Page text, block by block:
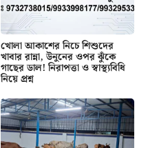
খোলা আকাশের নিচে শিশুদের
খাবার রান্না, উনুনের ওপর ঝুঁকে
গাছের ডাল! নিরাপত্তা ও স্বাস্থ্যবিধি
নিয়ে প্রশ্ন